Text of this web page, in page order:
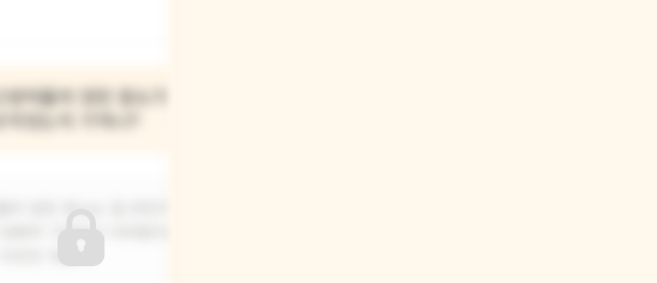
고양이들이 있던 장소가 어떤